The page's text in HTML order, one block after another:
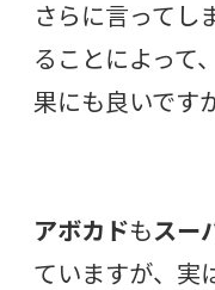
さらに言ってし
ることによって
果にも良いです
アボカドもスー
ていますが、実